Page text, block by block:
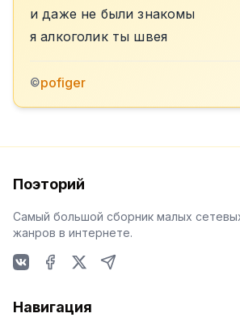
и даже не были знакомы
я алкоголик ты швея
©pofiger
Поэторий
Самый большой сборник малых
жанров в интернете.
Навигация